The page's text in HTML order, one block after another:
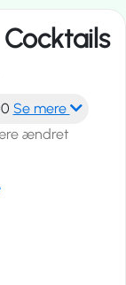
Se mere
ændret